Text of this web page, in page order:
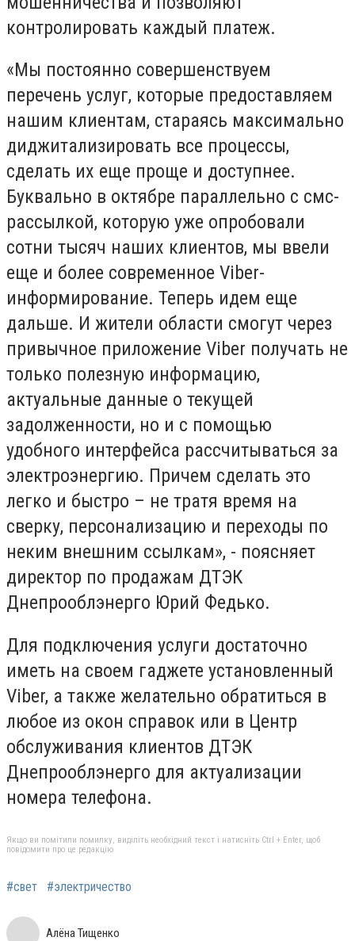
контролировать каждый платеж.
«Мы постоянно совершенствуем
перечень услуг, которые предоставляем
нашим клиентам, стараясь максимально
диджитализировать все процессы,
сделать их еще проще и доступнее.
Буквально в октябре параллельно с смс-
рассылкой, которую уже опробовали
сотни тысяч наших клиентов, мы ввели
еще и более современное Viber-
информирование. Теперь идем еще
дальше. И жители области смогут через
привычное приложение Viber получать не
только полезную информацию,
актуальные данные о текущей
задолженности, но и с помощью
удобного интерфейса рассчитываться за
электроэнергию. Причем сделать это
легко и быстро – не тратя время на
сверку, персонализацию и переходы по
неким внешним ссылкам», - поясняет
директор по продажам ДТЭК
Днепрооблэнерго Юрий Федько.
Для подключения услуги достаточно
иметь на своем гаджете установленный
Viber, а также желательно обратиться в
любое из окон справок или в Центр
обслуживания клиентов ДТЭК
Днепрооблэнерго для актуализации
номера телефона.
Якщо ви помітили помилку, виділіть необхідний текст і натисніть Ctrl + Enter, щоб
повідомити про це редакцію
#свет #электричество
Алёна Тищенко